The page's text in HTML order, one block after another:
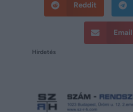
Reddit
Email
Hirdetés